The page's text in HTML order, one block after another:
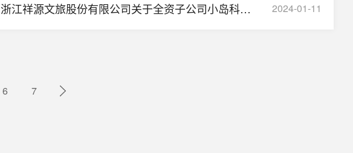
浙江祥源文旅股份有限公司关于全资子公司小岛科技通过高新技术企业认证公告 2024-01-11
6 7